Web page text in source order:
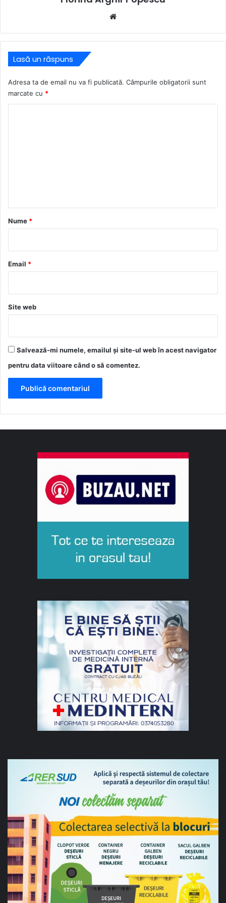
Lasă un răspuns
Adresa ta de email nu va fi publicată. Câmpurile obligatorii sunt
marcate cu *
r
*
Nume *
Email *
Site web
Salvează-mi numele, emailul și site-ul web în acest navigator
pentru data viitoare când o să comentez.